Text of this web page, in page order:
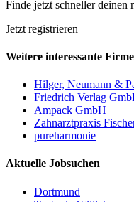
Finde jetzt schneller deinen
Jetzt registrieren
Weitere interessante
Hilger, Neumann &
Friedrich Verlag
Ampack GmbH
Zahnarztpraxis
pureharmonie
Aktuelle Jobsuchen
Dortmund